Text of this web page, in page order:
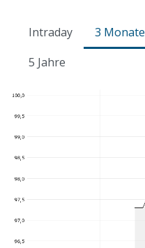
Intraday 3 Monate
5 Jahre